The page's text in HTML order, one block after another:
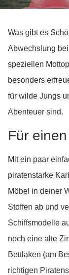
Was gibt es
Abwechslung
speziellen
besonders
für wilde Jungs
Abenteuer sind.
Für
Mit ein paar
piratenstarke
Möbel in deiner
Stoffen ab und
Schiffsmodelle
noch eine alte
Bettlaken (am
richtigen